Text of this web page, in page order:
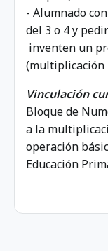
- Alumnado
del 3 o 4 y
inventen un
(multiplicación
Vinculación
Bloque de
a la
operación
Educación